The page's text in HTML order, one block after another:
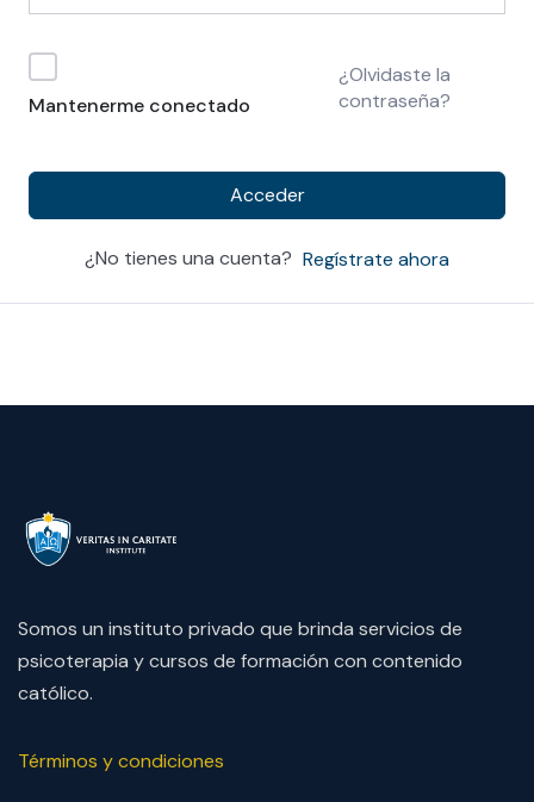
Mantenerme conectado
¿Olvidaste la
contraseña?
Acceder
¿No tienes una cuenta? Regístrate ahora
Somos un instituto privado que brinda servicios de
psicoterapia y cursos de formación con contenido
católico.
Términos y condiciones